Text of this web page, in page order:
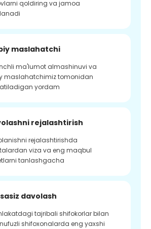
qoldiring va jamoa
maslahatchi
ma'lumot almashinuvi va
maslahatchimiz tomonidan
yordam
rejalashtirish
rejalashtirishda
viza va eng maqbul
tanlashgacha
davolash
tajribali shifokorlar bilan
shifoxonalarda eng yaxshi